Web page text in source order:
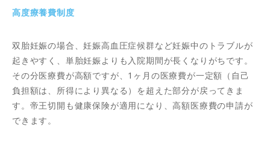
高度療養費制度
双胎妊娠の場合、妊娠高血圧症候群など妊娠中のトラブルが
起きやすく、単胎妊娠よりも入院期間が長くなりがちです。
その分医療費が高額ですが、1ヶ月の医療費が一定額（自己
負担額は、所得により異なる）を超えた部分が戻ってきま
す。帝王切開も健康保険が適用になり、高額医療費の申請が
できます。